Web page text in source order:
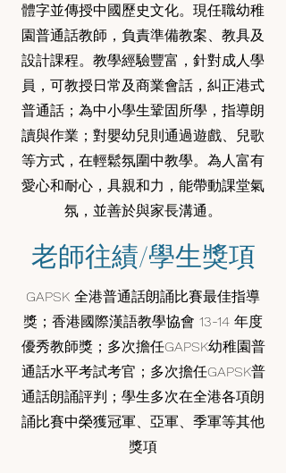
體字並傳授中國歷史文化。現任職幼稚
園普通話教師，負責準備教案、教具及
設計課程。教學經驗豐富，針對成人學
員，可教授日常及商業會話，糾正港式
普通話；為中小學生鞏固所學，指導朗
讀與作業；對嬰幼兒則通過遊戲、兒歌
等方式，在輕鬆氛圍中教學。為人富有
愛心和耐心，具親和力，能帶動課堂氣
氛，並善於與家長溝通。
老師往績/學生獎項
GAPSK 全港普通話朗誦比賽最佳指導
獎；香港國際漢語教學協會 13-14 年度
優秀教師獎；多次擔任GAPSK幼稚園普
通話水平考試考官；多次擔任GAPSK普
通話朗誦評判；學生多次在全港各項朗
誦比賽中榮獲冠軍、亞軍、季軍等其他
獎項